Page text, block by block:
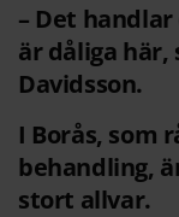
– Det
är dåliga här,
Davidsson.
I Borås, som
behandling,
stort allvar.